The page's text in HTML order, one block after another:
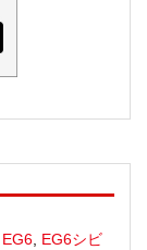
EG6, EG6シビ